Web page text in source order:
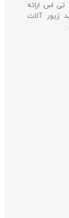
اس ارائه
زیور آلات